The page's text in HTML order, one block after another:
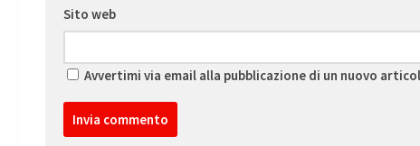
Sito web
Avvertimi via email alla pubblicazione di un nuovo